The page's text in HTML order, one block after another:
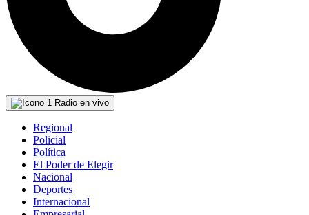
Radio en vivo
Regional
Policial
Política
El Poder de Elegir
Nacional
Deportes
Internacional